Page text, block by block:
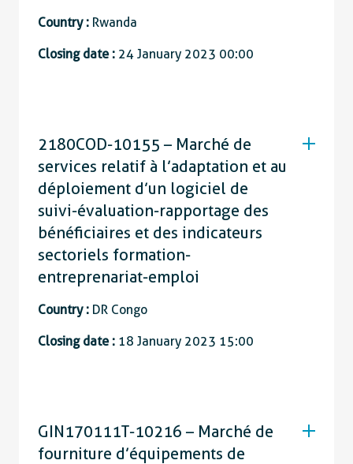
Country : Rwanda
Closing date : 24 January 2023 00:00
2180COD-10155 – Marché de
services relatif à l’adaptation et au
déploiement d’un logiciel de
suivi-évaluation-rapportage des
bénéficiaires et des indicateurs
sectoriels formation-
entreprenariat-emploi
Country : DR Congo
Closing date : 18 January 2023 15:00
GIN170111T-10216 – Marché de
fourniture d’équipements de